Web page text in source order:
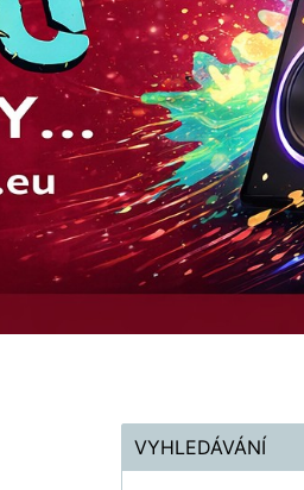
VYHLEDÁVÁNÍ